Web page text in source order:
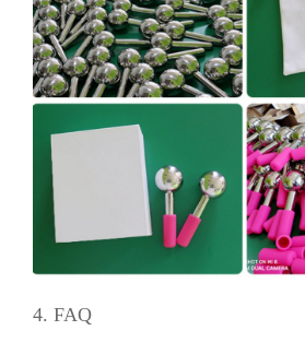
4. FAQ